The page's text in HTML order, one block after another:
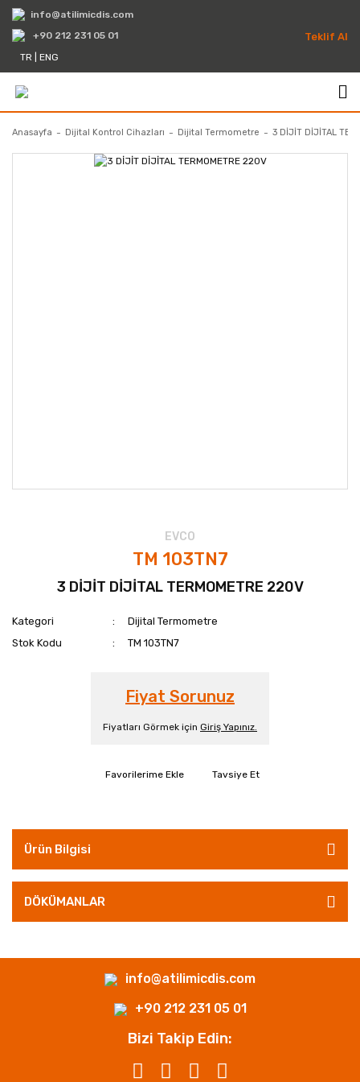
info@atilimicdis.com
+90 212 231 05 01
TR
ENG
Teklif Al
Anasayfa Dijital Kontrol Cihazları Dijital Termometre 3 DİJİT DİJİTAL
EVCO
TM 103TN7
3 DİJİT DİJİTAL TERMOMETRE 220V
Kategori
Dijital Termometre
Stok Kodu
TM 103TN7
Fiyat Sorunuz
Fiyatları Görmek için Giriş Yapınız.
Tavsiye Et
Ürün Bilgisi
DÖKÜMANLAR
info@atilimicdis.com
+90 212 231 05 01
Bizi Takip Edin: